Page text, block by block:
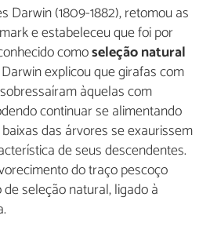
Darwin (1809-1882), retomou as
e estabeleceu que foi por
comoseleção natural
explicou que girafas com
àquelas com
continuar se alimentando
das árvores se exaurissem
de seus descendentes.
do traço pescoço
seleção natural, ligado à